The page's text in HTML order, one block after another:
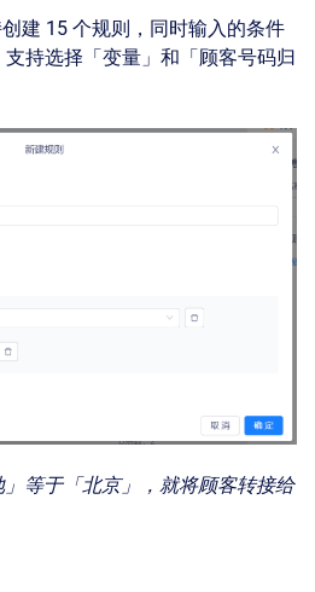
建 15 个规则，同时输入的条件
持选择「变量」和「顾客号码归
等于「北京」，就将顾客转接给